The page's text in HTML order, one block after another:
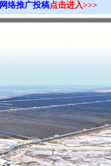
网络推广投稿点击进入>>>